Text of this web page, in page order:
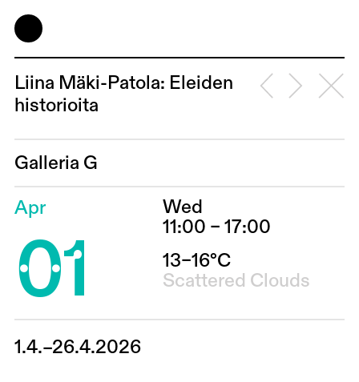
Liina Mäki-Patola: Eleiden
historioita
Galleria G
Apr
01
Wed
11:00 – 17:00
13–16°C
Scattered Clouds
1.4.–26.4.2026